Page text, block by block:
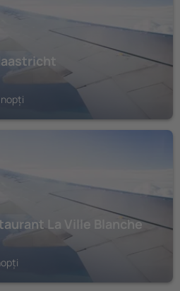
La Ville Blanche